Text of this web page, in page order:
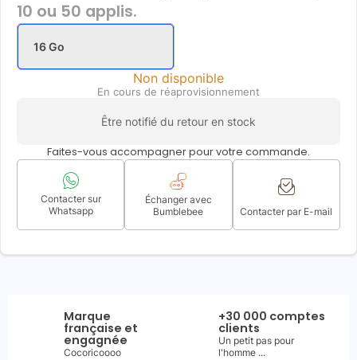
10 ou 50 applis.
16 Go
Non disponible
En cours de réaprovisionnement
Être notifié du retour en stock
Faites-vous accompagner pour votre commande.
Contacter sur
Whatsapp
Échanger avec
Bumblebee
Contacter par E-mail
Marque
française et
engagnée
Cocoricoooo
+30 000 comptes
clients
Un petit pas pour
l'homme ...